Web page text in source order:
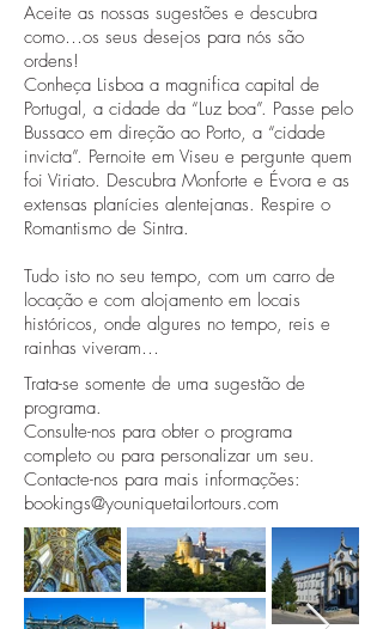
Aceite as nossas sugestões e descubra
como…os seus desejos para nós são
ordens!
Conheça Lisboa a magnifica capital de
Portugal, a cidade da “Luz boa”. Passe pelo
Bussaco em direção ao Porto, a “cidade
invicta”. Pernoite em Viseu e pergunte quem
foi Viriato. Descubra Monforte e Évora e as
extensas planícies alentejanas. Respire o
Romantismo de Sintra.
Tudo isto no seu tempo, com um carro de
locação e com alojamento em locais
históricos, onde algures no tempo, reis e
rainhas viveram…
Trata-se somente de uma sugestão de
programa.
Consulte-nos para obter o programa
completo ou para personalizar um seu.
Contacte-nos para mais informações:
bookings@youniquetailortours.com